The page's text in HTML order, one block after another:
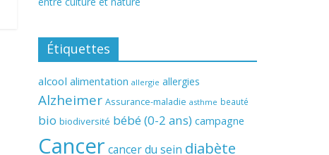
Étiquettes
alcool alimentation allergie allergies
Alzheimer Assurance-maladie asthme beauté
bio biodiversité bébé (0-2 ans) campagne
Cancer cancer du sein diabète